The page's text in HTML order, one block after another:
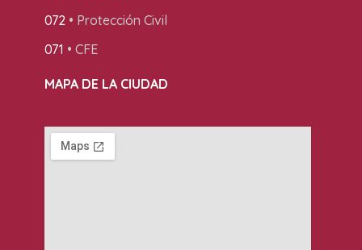
072 • Protección Civil
071 • CFE
MAPA DE LA CIUDAD